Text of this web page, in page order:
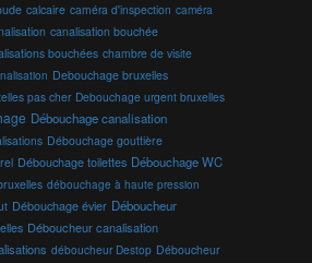
calcaire caméra d'inspection caméra
canalisation bouchée
bouchées chambre de visite
Debouchage bruxelles
pas cher Debouchage urgent bruxelles
Débouchage canalisation
Débouchage gouttière
Débouchage toilettes Débouchage WC
débouchage à haute pression
Débouchage évier Déboucheur
Déboucheur canalisation
déboucheur Destop Déboucheur